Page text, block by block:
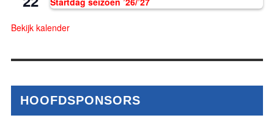
Bekijk kalender
HOOFDSPONSORS